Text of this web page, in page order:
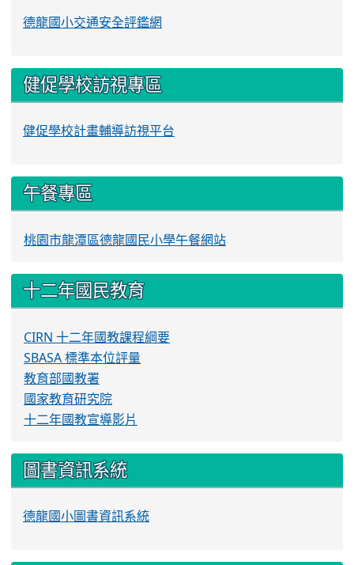
德龍國小交通安全評鑑網
健促學校訪視專區
健促學校計畫輔導訪視平台
午餐專區
桃園市龍潭區德龍國民小學午餐網站
十二年國民教育
CIRN 十二年國教課程綱要
SBASA 標準本位評量
教育部國教署
國家教育研究院
十二年國教宣導影片
圖書資訊系統
德龍國小圖書資訊系統